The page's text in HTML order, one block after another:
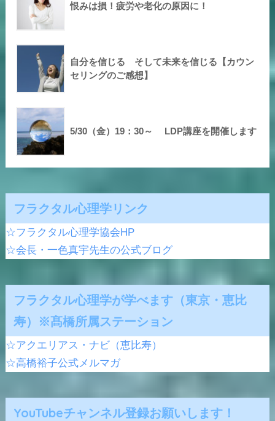
恨みは損！疲労や老化の原因に！
自分を信じる そして未来を信じる【カウン
セリングのご感想】
5/30（金）19：30～ LDP講座を開催します
フラクタル心理学リンク
☆フラクタル心理学協会HP
☆会長・一色真宇先生の公式ブログ
フラクタル心理学が学べます（東京・恵比
寿）※髙橋所属ステーション
☆アクエリアス・ナビ（恵比寿）
☆高橋裕子公式メルマガ
YouTubeチャンネル登録お願いします！